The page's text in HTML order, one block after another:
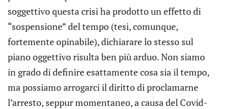
soggettivo questa crisi ha prodotto un effetto di
“sospensione” del tempo (tesi, comunque,
fortemente opinabile), dichiarare lo stesso sul
piano oggettivo risulta ben più arduo. Non siamo
in grado di definire esattamente cosa sia il tempo,
ma possiamo arrogarci il diritto di proclamarne
l’arresto, seppur momentaneo, a causa del Covid-